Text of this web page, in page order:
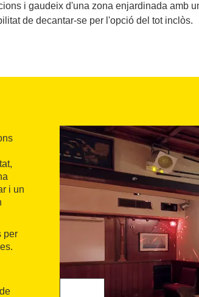
i gaudeix d'una zona enjardinada amb
de decantar-se per l'opció del tot inclòs.
i un
per